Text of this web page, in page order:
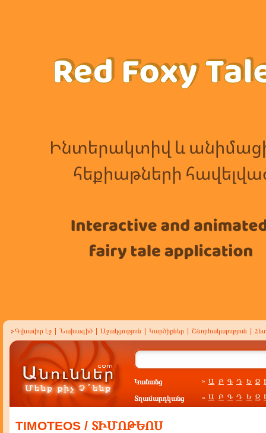
Գլխավոր էջ Նախագիծ Աջակցություն Կարծիքներ Շնորհակալություն
Կանանց » Ա Բ Գ Դ Ե Զ
Տղամարդկանց » Ա Բ Գ Դ Ե Զ
TIMOTEOS / ՏԻՄՈԹԵՈՍ